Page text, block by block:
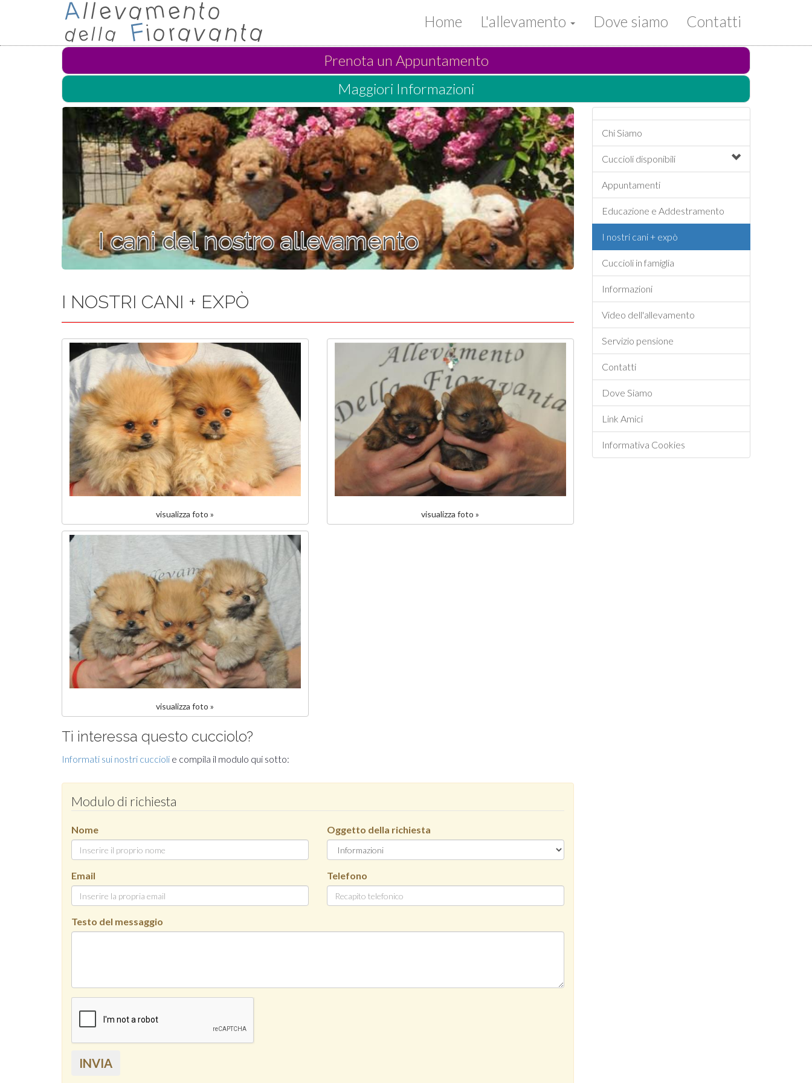
Home L'allevamento Dove siamo Contatti
Prenota un Appuntamento
Maggiori Informazioni
I cani del nostro allevamento
I NOSTRI CANI + EXPÒ
visualizza foto » visualizza foto »
visualizza foto »
Ti interessa questo cucciolo?
Informati sui nostri cuccioli e compila il modulo qui sotto:
Modulo di richiesta
Nome Oggetto della richiesta
Email Telefono
Testo del messaggio
INVIA
Chi Siamo
Cuccioli disponibili
Appuntamenti
Educazione e Addestramento
I nostri cani + expò
Cuccioli in famiglia
Informazioni
Video dell'allevamento
Servizio pensione
Contatti
Dove Siamo
Link Amici
Informativa Cookies